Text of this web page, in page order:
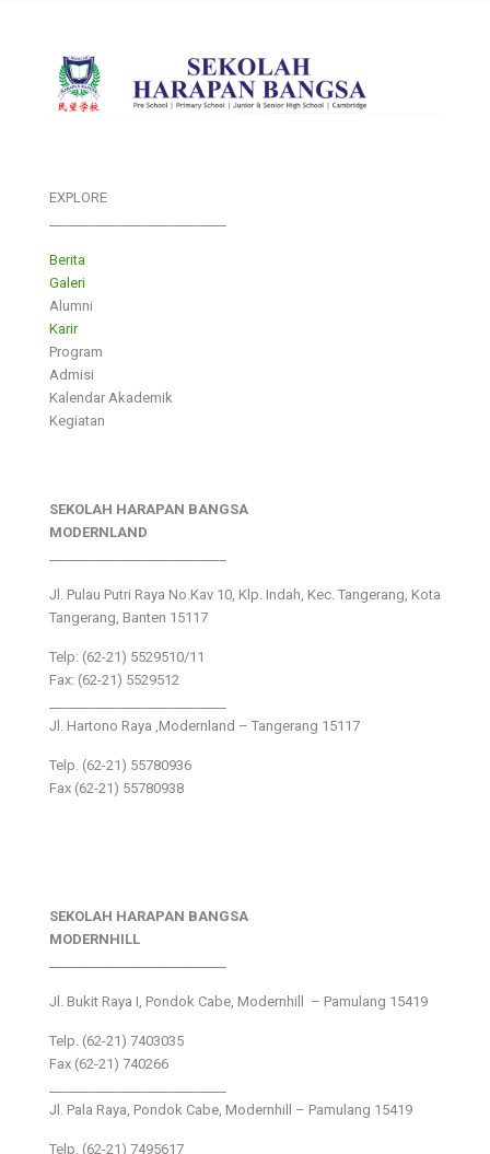
EXPLORE
Berita
Galeri
Alumni
Karir
Program
Admisi
Kalendar Akademik
Kegiatan
SEKOLAH HARAPAN BANGSA
MODERNLAND
Jl. Pulau Putri Raya No.Kav 10, Klp. Indah, Kec. Tangerang, Kota
Tangerang, Banten 15117
Telp: (62-21) 5529510/11
Fax: (62-21) 5529512
Jl. Hartono Raya ,Modernland – Tangerang 15117
Telp. (62-21) 55780936
Fax (62-21) 55780938
SEKOLAH HARAPAN BANGSA
MODERNHILL
Jl. Bukit Raya I, Pondok Cabe, Modernhill – Pamulang 15419
Telp. (62-21) 7403035
Fax (62-21) 740266
Jl. Pala Raya, Pondok Cabe, Modernhill – Pamulang 15419
Telp. (62-21) 7495617